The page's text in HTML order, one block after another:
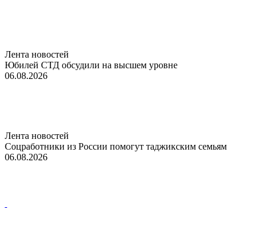
Лента новостей
Юбилей СТД обсудили на высшем уровне
06.08.2026
Лента новостей
Соцработники из России помогут таджикским семьям
06.08.2026